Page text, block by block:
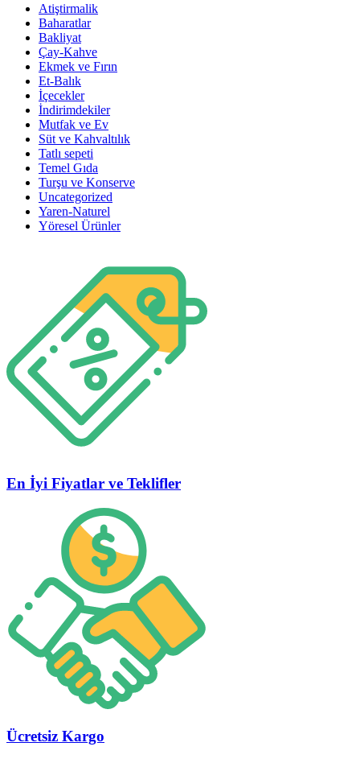
Atiştirmalik
Baharatlar
Bakliyat
Çay-Kahve
Ekmek ve Fırın
Et-Balık
İçecekler
İndirimdekiler
Mutfak ve Ev
Süt ve Kahvaltılık
Tatlı sepeti
Temel Gıda
Turşu ve Konserve
Uncategorized
Yaren-Naturel
Yöresel Ürünler
En İyi Fiyatlar ve Teklifler
Ücretsiz Kargo